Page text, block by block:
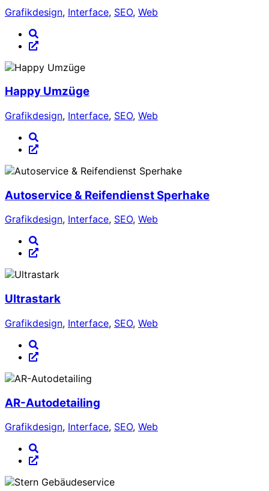
Grafikdesign, Interface, SEO, Web
Happy Umzüge
Grafikdesign, Interface, SEO, Web
Autoservice & Reifendienst Sperhake
Grafikdesign, Interface, SEO, Web
Ultrastark
Grafikdesign, Interface, SEO, Web
AR-Autodetailing
Grafikdesign, Interface, SEO, Web